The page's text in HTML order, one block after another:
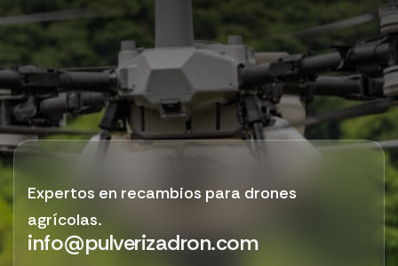
Expertos en recambios para drones
agrícolas.
info@pulverizadron.com